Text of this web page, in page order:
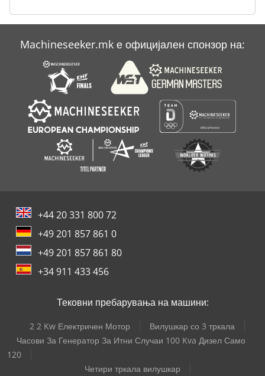
Mecalac
Rauch Alpha 1141
Schaeff
Machineseeker.mk е официјален спонзор на:
+44 20 331 800 72
+49 201 857 861 0
+49 201 857 861 80
+34 911 433 456
Тековни пребарувања на машини:
2 2 Kw Електричен Мотор
Вилушкар со 3 тркала
Часови За Генератор За Итни Случаи 100 Kva Дизел Само
120
Четири тркала вилушкар